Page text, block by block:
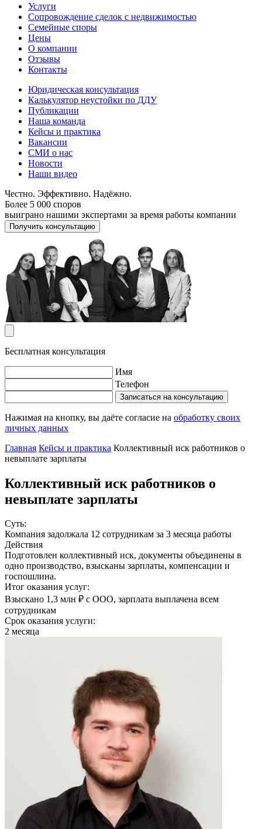
Услуги
Сопровождение сделок с недвижимостью
Семейные споры
Цены
О компании
Отзывы
Контакты
Юридическая консультация
Калькулятор неустойки по ДДУ
Публикации
Наша команда
Кейсы и практика
Вакансии
СМИ о нас
Новости
Наши видео
Честно. Эффективно. Надёжно.
Более 5 000 споров
выиграно нашими экспертами за время работы компании
Получить консультацию
Бесплатная консультация
Имя
Телефон
Записаться на консультацию
Нажимая на кнопку, вы даёте согласие на обработку своих
личных данных
Главная Кейсы и практика Коллективный иск работников о
невыплате зарплаты
Коллективный иск работников о
невыплате зарплаты
Суть:
Компания задолжала 12 сотрудникам за 3 месяца работы
Действия
Подготовлен коллективный иск, документы объединены в
одно производство, взысканы зарплаты, компенсации и
госпошлина.
Итог оказания услуг:
Взыскано 1,3 млн ₽ с ООО, зарплата выплачена всем
сотрудникам
Срок оказания услуги:
2 месяца